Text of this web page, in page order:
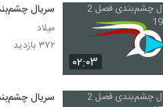
۰۲:۰۳
سریال چشم‌بندی
میلاد
۳۷۲ بازدید
سریال چشم‌بندی